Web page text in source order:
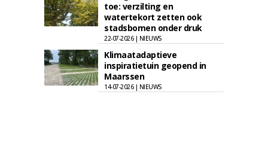
toe: verzilting en
watertekort zetten ook
stadsbomen onder druk
22-07-2026 | NIEUWS
Klimaatadaptieve
inspiratietuin geopend in
Maarssen
14-07-2026 | NIEUWS